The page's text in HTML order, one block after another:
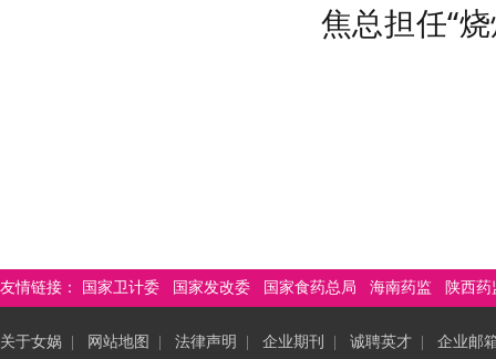
焦总担任“
友情链接： 国家卫计委 国家发改委 国家食药总局 海南药监 陕西药
关于女娲 网站地图 法律声明 企业期刊 诚聘英才
企业邮